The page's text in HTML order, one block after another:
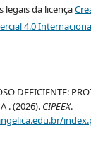
legais da licença
4.0
DEFICIENTE:
. (2026). CIPEEX.